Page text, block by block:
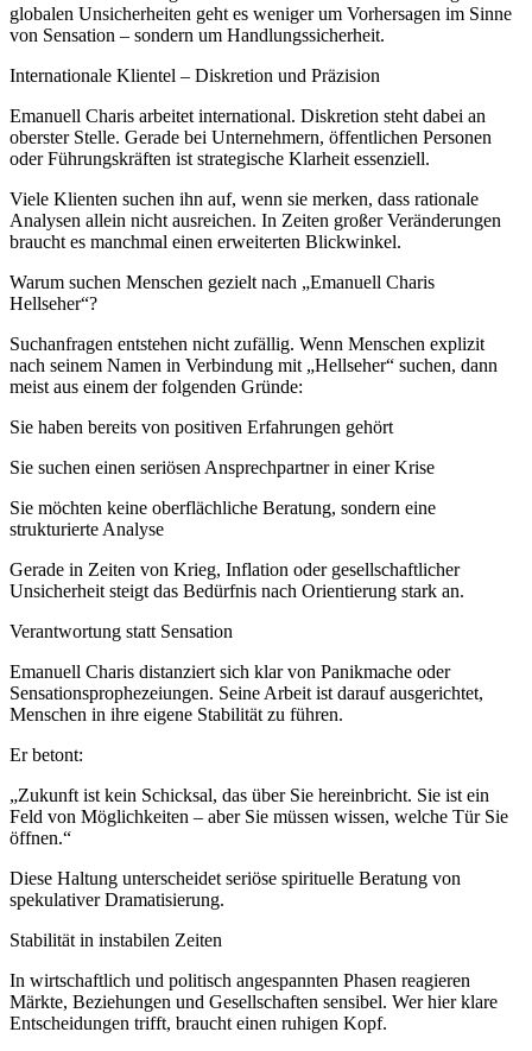
globalen Unsicherheiten geht es weniger um Vorhersagen im Sinne
von Sensation – sondern um Handlungssicherheit.
Internationale Klientel – Diskretion und Präzision
Emanuell Charis arbeitet international. Diskretion steht dabei an
oberster Stelle. Gerade bei Unternehmern, öffentlichen Personen
oder Führungskräften ist strategische Klarheit essenziell.
Viele Klienten suchen ihn auf, wenn sie merken, dass rationale
Analysen allein nicht ausreichen. In Zeiten großer Veränderungen
braucht es manchmal einen erweiterten Blickwinkel.
Warum suchen Menschen gezielt nach „Emanuell Charis
Hellseher“?
Suchanfragen entstehen nicht zufällig. Wenn Menschen explizit
nach seinem Namen in Verbindung mit „Hellseher“ suchen, dann
meist aus einem der folgenden Gründe:
Sie haben bereits von positiven Erfahrungen gehört
Sie suchen einen seriösen Ansprechpartner in einer Krise
Sie möchten keine oberflächliche Beratung, sondern eine
strukturierte Analyse
Gerade in Zeiten von Krieg, Inflation oder gesellschaftlicher
Unsicherheit steigt das Bedürfnis nach Orientierung stark an.
Verantwortung statt Sensation
Emanuell Charis distanziert sich klar von Panikmache oder
Sensationsprophezeiungen. Seine Arbeit ist darauf ausgerichtet,
Menschen in ihre eigene Stabilität zu führen.
Er betont:
„Zukunft ist kein Schicksal, das über Sie hereinbricht. Sie ist ein
Feld von Möglichkeiten – aber Sie müssen wissen, welche Tür Sie
öffnen.“
Diese Haltung unterscheidet seriöse spirituelle Beratung von
spekulativer Dramatisierung.
Stabilität in instabilen Zeiten
In wirtschaftlich und politisch angespannten Phasen reagieren
Märkte, Beziehungen und Gesellschaften sensibel. Wer hier klare
Entscheidungen trifft, braucht einen ruhigen Kopf.